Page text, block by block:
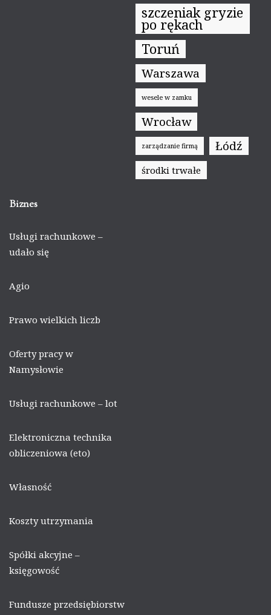
szczeniak gryzie
po rękach
Toruń
Warszawa
wesele w zamku
Wrocław
zarządzanie firmą Łódź
środki trwałe
Biznes
Usługi rachunkowe –
udało się
Agio
Prawo wielkich liczb
Oferty pracy w
Namysłowie
Usługi rachunkowe – lot
Elektroniczna technika
obliczeniowa (eto)
Własność
Koszty utrzymania
Spółki akcyjne –
księgowość
Fundusze przedsiębiorstw